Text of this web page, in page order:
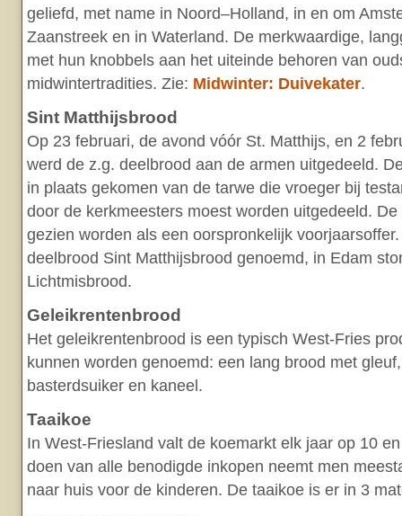
geliefd, met name in Noord–Holland, in en om
Zaanstreek en in Waterland. De merkwaardige,
met hun knobbels aan het uiteinde behoren van
midwintertradities. Zie: Midwinter: Duivekater.
Sint Matthijsbrood
Op 23 februari, de avond vóór St. Matthijs, en 2
werd de z.g. deelbrood aan de armen uitgedeeld.
in plaats gekomen van de tarwe die vroeger bij
door de kerkmeesters moest worden uitgedeeld.
gezien worden als een oorspronkelijk
deelbrood Sint Matthijsbrood genoemd, in Edam
Lichtmisbrood.
Geleikrentenbrood
Het geleikrentenbrood is een typisch West-Fries
kunnen worden genoemd: een lang brood met
basterdsuiker en kaneel.
Taaikoe
In West-Friesland valt de koemarkt elk jaar op 10
doen van alle benodigde inkopen neemt men
naar huis voor de kinderen. De taaikoe is er in 3